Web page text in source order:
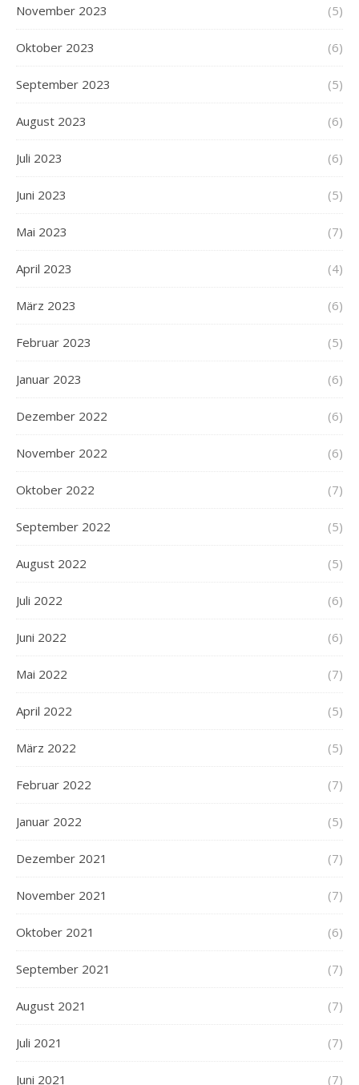
November 2023 (5)
Oktober 2023 (6)
September 2023 (5)
August 2023 (6)
Juli 2023 (6)
Juni 2023 (5)
Mai 2023 (7)
April 2023 (4)
März 2023 (6)
Februar 2023 (5)
Januar 2023 (6)
Dezember 2022 (6)
November 2022 (6)
Oktober 2022 (7)
September 2022 (5)
August 2022 (5)
Juli 2022 (6)
Juni 2022 (6)
Mai 2022 (7)
April 2022 (5)
März 2022 (5)
Februar 2022 (7)
Januar 2022 (5)
Dezember 2021 (7)
November 2021 (7)
Oktober 2021 (6)
September 2021 (7)
August 2021 (7)
Juli 2021 (7)
Juni 2021 (7)